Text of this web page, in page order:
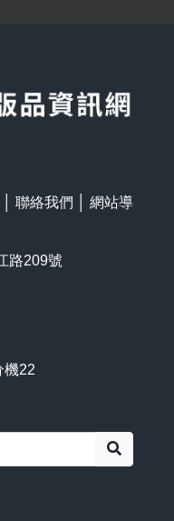
聯絡我們
網站導
路209號
機22